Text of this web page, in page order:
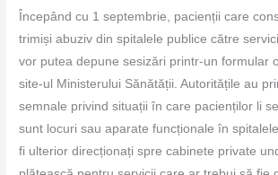
Începând cu 1 septembrie, pacienții care
trimiși abuziv din spitalele publice către
vor putea depune sesizări printr-un formular
site-ul Ministerului Sănătății. Autoritățile au
semnale privind situații în care pacienților li
sunt locuri sau aparate funcționale în
fi ulterior direcționați spre cabinete private